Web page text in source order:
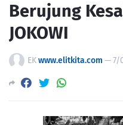
Berujung
JOKOWI
EKwww.elitkita.com —7/